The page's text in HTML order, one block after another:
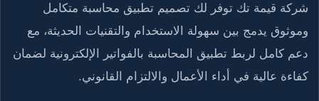
شركة قيمة تك توفر لك تصميم تطبيق محاسبة متكامل
وموثوق يدمج بين سهولة الاستخدام والتقنيات الحديثة، مع
دعم كامل لربط تطبيق المحاسبة بالفواتير الإلكترونية لضمان
كفاءة عالية في أداء الأعمال والالتزام القانوني.